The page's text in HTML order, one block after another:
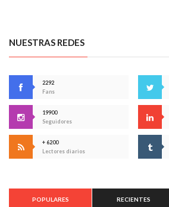
NUESTRAS REDES
2292
Fans
19900
Seguidores
+ 6200
Lectores diarios
POPULARES RECIENTES